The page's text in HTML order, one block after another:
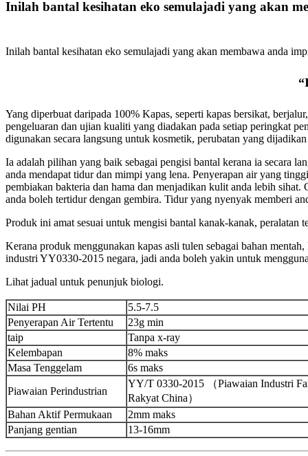
Inilah bantal kesihatan eko semulajadi yang akan
Inilah bantal kesihatan eko semulajadi yang akan membawa anda
Yang diperbuat daripada 100% Kapas, seperti kapas bersikat,
pengeluaran dan ujian kualiti yang diadakan pada setiap peringkat
digunakan secara langsung untuk kosmetik, perubatan yang
Ia adalah pilihan yang baik sebagai pengisi bantal kerana ia secara
anda mendapat tidur dan mimpi yang lena. Penyerapan air yang
pembiakan bakteria dan hama dan menjadikan kulit anda lebih
anda boleh tertidur dengan gembira. Tidur yang nyenyak memberi
Produk ini amat sesuai untuk mengisi bantal kanak-kanak,
Kerana produk menggunakan kapas asli tulen sebagai bahan
industri YY0330-2015 negara, jadi anda boleh yakin untuk
Lihat jadual untuk penunjuk biologi.
Nilai PH
5.5-7.5
Penyerapan Air Tertentu
23g min
taip
Tanpa x-ray
Kelembapan
8% maks
Masa Tenggelam
6s maks
Piawaian Perindustrian
YY/T 0330-2015 （Piawaian Industri
Rakyat China）
Bahan Aktif Permukaan
2mm maks
Panjang gentian
13-16mm